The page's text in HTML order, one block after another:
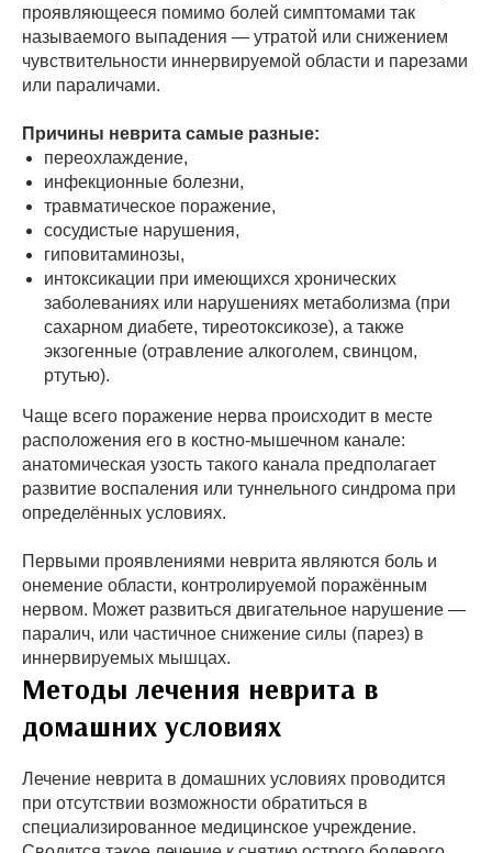
проявляющееся помимо болей симптомами так
называемого выпадения — утратой или снижением
чувствительности иннервируемой области и парезами
или параличами.
Причины неврита самые разные:
переохлаждение,
инфекционные болезни,
травматическое поражение,
сосудистые нарушения,
гиповитаминозы,
интоксикации при имеющихся хронических
заболеваниях или нарушениях метаболизма (при
сахарном диабете, тиреотоксикозе), а также
экзогенные (отравление алкоголем, свинцом,
ртутью).
Чаще всего поражение нерва происходит в месте
расположения его в костно-мышечном канале:
анатомическая узость такого канала предполагает
развитие воспаления или туннельного синдрома при
определённых условиях.
Первыми проявлениями неврита являются боль и
онемение области, контролируемой поражённым
нервом. Может развиться двигательное нарушение —
паралич, или частичное снижение силы (парез) в
иннервируемых мышцах.
Методы лечения неврита в
домашних условиях
Лечение неврита в домашних условиях проводится
при отсутствии возможности обратиться в
специализированное медицинское учреждение.